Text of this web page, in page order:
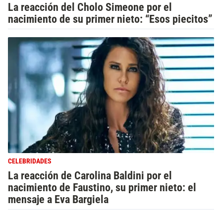
La reacción del Cholo Simeone por el
nacimiento de su primer nieto: “Esos piecitos”
CELEBRIDADES
La reacción de Carolina Baldini por el
nacimiento de Faustino, su primer nieto: el
mensaje a Eva Bargiela